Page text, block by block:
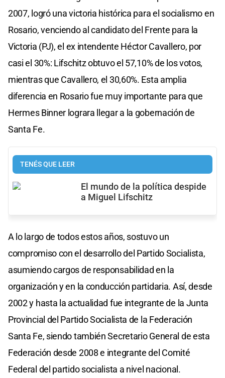
2007, logró una victoria histórica para el socialismo en
Rosario, venciendo al candidato del Frente para la
Victoria (PJ), el ex intendente Héctor Cavallero, por
casi el 30%: Lifschitz obtuvo el 57,10% de los votos,
mientras que Cavallero, el 30,60%. Esta amplia
diferencia en Rosario fue muy importante para que
Hermes Binner lograra llegar a la gobernación de
Santa Fe.
TENÉS QUE LEER
El mundo de la política despide
a Miguel Lifschitz
A lo largo de todos estos años, sostuvo un
compromiso con el desarrollo del Partido Socialista,
asumiendo cargos de responsabilidad en la
organización y en la conducción partidaria. Así, desde
2002 y hasta la actualidad fue integrante de la Junta
Provincial del Partido Socialista de la Federación
Santa Fe, siendo también Secretario General de esta
Federación desde 2008 e integrante del Comité
Federal del partido socialista a nivel nacional.